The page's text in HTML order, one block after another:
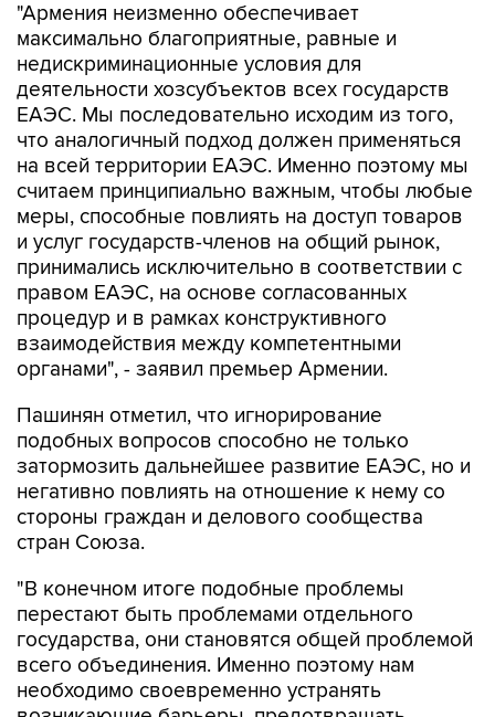
"Армения неизменно обеспечивает
максимально благоприятные, равные и
недискриминационные условия для
деятельности хозсубъектов всех государств
ЕАЭС. Мы последовательно исходим из того,
что аналогичный подход должен применяться
на всей территории ЕАЭС. Именно поэтому мы
считаем принципиально важным, чтобы любые
меры, способные повлиять на доступ товаров
и услуг государств-членов на общий рынок,
принимались исключительно в соответствии с
правом ЕАЭС, на основе согласованных
процедур и в рамках конструктивного
взаимодействия между компетентными
органами", - заявил премьер Армении.
Пашинян отметил, что игнорирование
подобных вопросов способно не только
затормозить дальнейшее развитие ЕАЭС, но и
негативно повлиять на отношение к нему со
стороны граждан и делового сообщества
стран Союза.
"В конечном итоге подобные проблемы
перестают быть проблемами отдельного
государства, они становятся общей проблемой
всего объединения. Именно поэтому нам
необходимо своевременно устранять